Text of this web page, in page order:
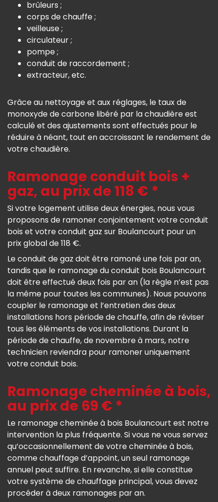
brûleurs ;
corps de chauffe ;
veilleuse ;
circulateur ;
pompe ;
conduit de raccordement ;
extracteur, etc.
Grâce au nettoyage et aux réglages, le taux de
monoxyde de carbone libéré par la chaudière est
calculé et des ajustements sont effectués pour le
réduire à néant, tout en accroissant le rendement de
votre chaudière.
Ramonage conduit bois +
gaz, au prix de 118 € *
Si votre logement utilise deux énergies, nous vous
proposons de ramoner conjointement votre conduit
bois et votre conduit gaz sur Boulancourt pour un
prix global de 118 €.
Le conduit de gaz doit être ramoné une fois par an,
tandis que le ramonage du conduit bois Boulancourt
doit être effectué deux fois par an (la règle n’est pas
la même pour toutes les communes). Nous pouvons
coupler le ramonage et l’entretien des deux
installations hors période de chauffe, afin de réviser
tous les éléments de vos installations. Durant la
période de chauffe, de novembre à mars, notre
technicien reviendra pour ramoner uniquement
votre conduit bois.
Ramonage cheminée à bois,
au prix de 69 € *
Le ramonage cheminée à bois Boulancourt est notre
intervention la plus fréquente. Si vous ne vous servez
qu’occasionnellement de votre cheminée à bois,
comme chauffage d’appoint, un seul ramonage
annuel peut suffire. En revanche, si elle constitue
votre système de chauffage principal, vous devez
procéder à deux ramonages par an.